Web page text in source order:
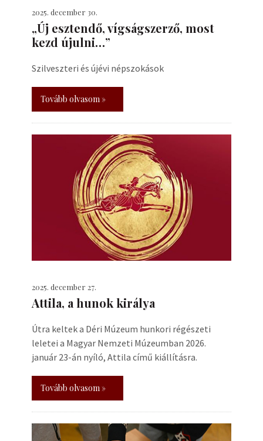
2025. december 30.
„Új esztendő, vígságszerző, most
kezd újulni…”
Szilveszteri és újévi népszokások
Tovább olvasom »
2025. december 27.
Attila, a hunok királya
Útra keltek a Déri Múzeum hunkori régészeti
leletei a Magyar Nemzeti Múzeumban 2026.
január 23-án nyíló, Attila című kiállításra.
Tovább olvasom »